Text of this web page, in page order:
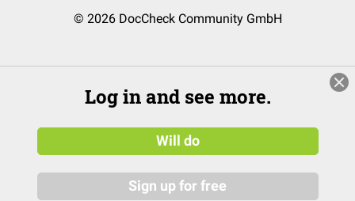
© 2026 DocCheck Community GmbH
Log in and see more.
Will do
Sign up for free